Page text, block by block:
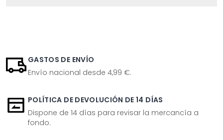
GASTOS DE ENVÍO
Envío nacional desde 4,99 €.
POLÍTICA DE DEVOLUCIÓN DE 14 DÍAS
Dispone de 14 días para revisar la mercancía a
fondo.